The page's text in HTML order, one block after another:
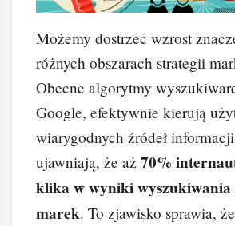
Możemy dostrzec wzrost
różnych obszarach strategii
Obecne algorytmy
Google, efektywnie kierują
wiarygodnych źródeł
ujawniają, że aż 70%
klika w wyniki wyszukiwania
marek. To zjawisko sprawia,